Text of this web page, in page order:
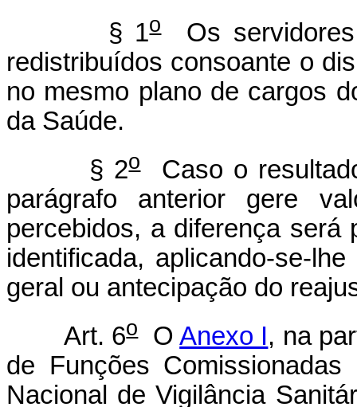
§ 1oOs servidores
redistribuídos consoante o
no mesmo plano de cargos
da Saúde.
§ 2oCaso o
parágrafo anterior gere
percebidos, a diferença será
identificada, aplicando-se-
geral ou antecipação do
Art. 6oOAnexo I, na
de Funções
Nacional de Vigilância